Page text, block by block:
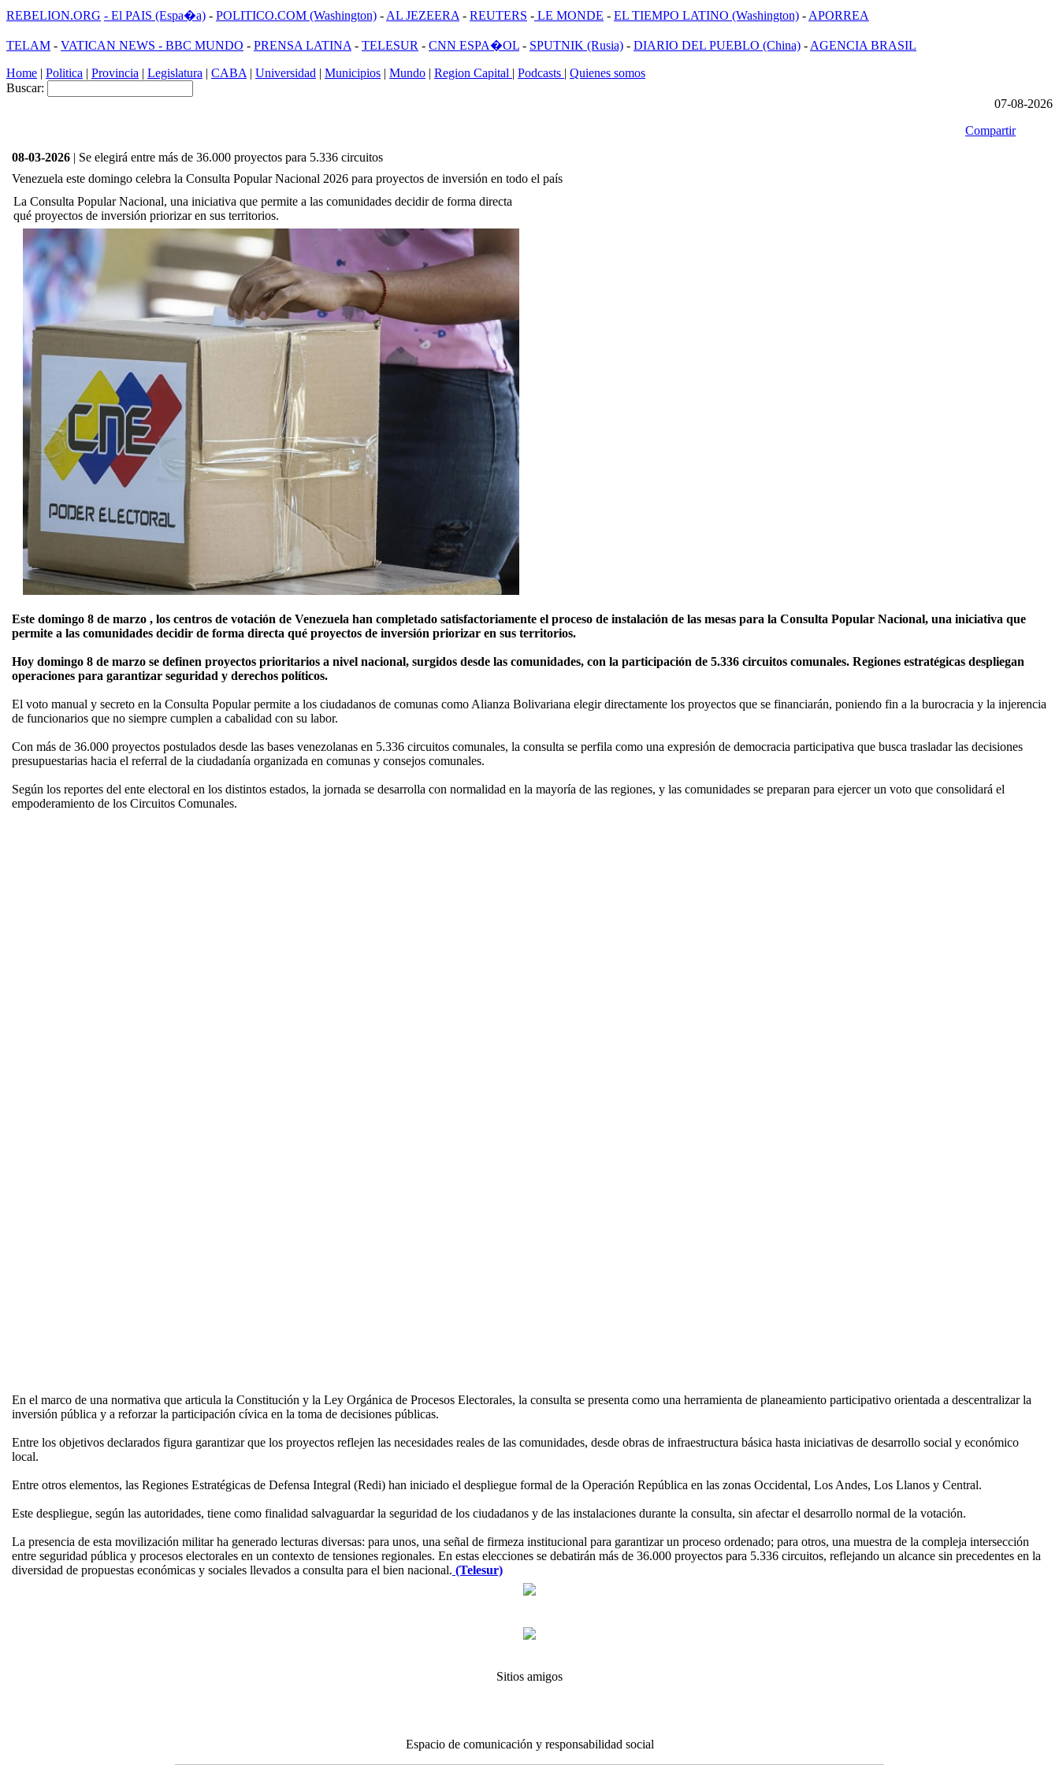
REBELION.ORG - El PAIS (Espa�a) - POLITICO.COM (Washington) - AL JEZEERA - REUTERS - LE MONDE - EL TIEMPO LATINO (Washington) - APORREA
TELAM - VATICAN NEWS - BBC MUNDO - PRENSA LATINA - TELESUR - CNN ESPA�OL - SPUTNIK (Rusia) - DIARIO DEL PUEBLO (China) - AGENCIA BRASIL
Home | Politica | Provincia | Legislatura | CABA | Universidad | Municipios | Mundo | Region Capital | Podcasts | Quienes somos
Buscar:
07-08-2026
Compartir
08-03-2026 | Se elegirá entre más de 36.000 proyectos para 5.336 circuitos
Venezuela este domingo celebra la Consulta Popular Nacional 2026 para proyectos de inversión en todo el país
La Consulta Popular Nacional, una iniciativa que permite a las comunidades decidir de forma directa
qué proyectos de inversión priorizar en sus territorios.
Este domingo 8 de marzo , los centros de votación de Venezuela han completado satisfactoriamente el proceso de instalación de las mesas para la Consulta Popular Nacional, una iniciativa que
permite a las comunidades decidir de forma directa qué proyectos de inversión priorizar en sus territorios.
Hoy domingo 8 de marzo se definen proyectos prioritarios a nivel nacional, surgidos desde las comunidades, con la participación de 5.336 circuitos comunales. Regiones estratégicas despliegan
operaciones para garantizar seguridad y derechos políticos.
El voto manual y secreto en la Consulta Popular permite a los ciudadanos de comunas como Alianza Bolivariana elegir directamente los proyectos que se financiarán, poniendo fin a la burocracia y la injerencia
de funcionarios que no siempre cumplen a cabalidad con su labor.
Con más de 36.000 proyectos postulados desde las bases venezolanas en 5.336 circuitos comunales, la consulta se perfila como una expresión de democracia participativa que busca trasladar las decisiones
presupuestarias hacia el referral de la ciudadanía organizada en comunas y consejos comunales.
Según los reportes del ente electoral en los distintos estados, la jornada se desarrolla con normalidad en la mayoría de las regiones, y las comunidades se preparan para ejercer un voto que consolidará el
empoderamiento de los Circuitos Comunales.
En el marco de una normativa que articula la Constitución y la Ley Orgánica de Procesos Electorales, la consulta se presenta como una herramienta de planeamiento participativo orientada a descentralizar la
inversión pública y a reforzar la participación cívica en la toma de decisiones públicas.
Entre los objetivos declarados figura garantizar que los proyectos reflejen las necesidades reales de las comunidades, desde obras de infraestructura básica hasta iniciativas de desarrollo social y económico
local.
Entre otros elementos, las Regiones Estratégicas de Defensa Integral (Redi) han iniciado el despliegue formal de la Operación República en las zonas Occidental, Los Andes, Los Llanos y Central.
Este despliegue, según las autoridades, tiene como finalidad salvaguardar la seguridad de los ciudadanos y de las instalaciones durante la consulta, sin afectar el desarrollo normal de la votación.
La presencia de esta movilización militar ha generado lecturas diversas: para unos, una señal de firmeza institucional para garantizar un proceso ordenado; para otros, una muestra de la compleja intersección
entre seguridad pública y procesos electorales en un contexto de tensiones regionales. En estas elecciones se debatirán más de 36.000 proyectos para 5.336 circuitos, reflejando un alcance sin precedentes en la
diversidad de propuestas económicas y sociales llevados a consulta para el bien nacional. (Telesur)
Sitios amigos
Espacio de comunicación y responsabilidad social